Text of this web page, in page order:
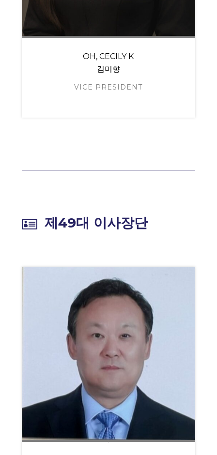
OH, CECILY K
김미향
VICE PRESIDENT
 제49대 이사장단